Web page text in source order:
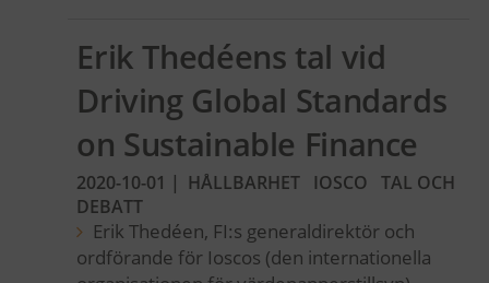
Erik Thedéens tal vid
Driving Global Standards
on Sustainable Finance
2020-10-01 | HÅLLBARHET IOSCO
TAL OCH
DEBATT
Erik Thedéen, FI:s generaldirektör och
ordförande för Ioscos (den internationella